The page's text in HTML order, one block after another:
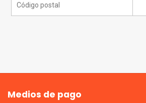
Medios de pago